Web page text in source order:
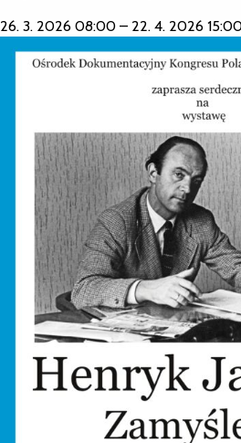
26. 3. 2026 08:00 – 22. 4. 2026